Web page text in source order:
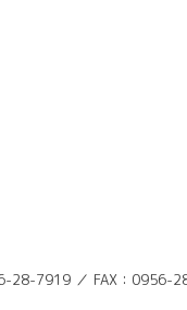
28-7919 ／ FAX：0956-